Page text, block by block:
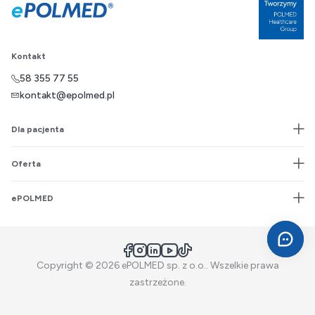
Kontakt
58 355 77 55
kontakt@epolmed.pl
Dla pacjenta
Oferta
ePOLMED
Copyright © 2026 ePOLMED sp. z o.o.. Wszelkie prawa
zastrzeżone.
Facebook
Instagram
LinkedIn
YouTube
TikTok